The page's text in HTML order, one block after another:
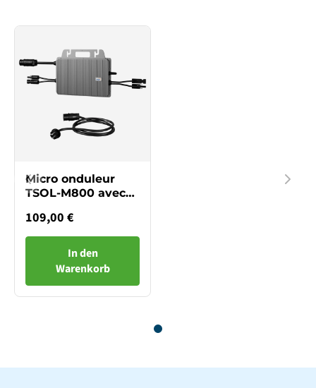
Micro onduleur
TSOL-M800 avec
109,00 €
In den
Warenkorb